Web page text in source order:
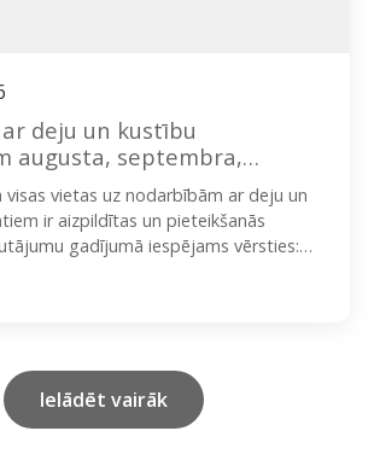
deju un kustību
augusta, septembra,
grupa
vietas uz nodarbībām ar deju un
ir aizpildītas un pieteikšanās
gadījumā iespējams vērsties:
Ielādēt vairāk